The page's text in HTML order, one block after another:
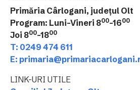
Primăria Cârlogani, județul Olt
Program: Luni-Vineri 800-1600
Joi 800-1800
T: 0249 474 611
E:
LINK-URI UTILE